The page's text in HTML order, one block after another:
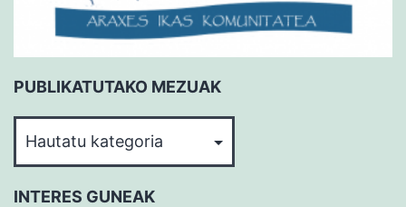
PUBLIKATUTAKO MEZUAK
INTERES GUNEAK